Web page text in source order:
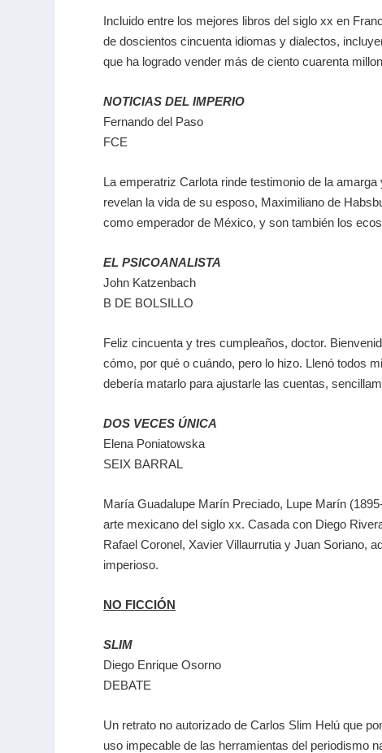
Incluido entre los mejores libros del siglo xx en
de doscientos cincuenta idiomas y dialectos,
que ha logrado vender más de ciento cuarenta
NOTICIAS DEL IMPERIO
Fernando del Paso
FCE
La emperatriz Carlota rinde testimonio de la
revelan la vida de su esposo, Maximiliano de
como emperador de México, y son también los
EL PSICOANALISTA
John Katzenbach
B DE BOLSILLO
Feliz cincuenta y tres cumpleaños, doctor.
cómo, por qué o cuándo, pero lo hizo. Llenó todos
debería matarlo para ajustarle las cuentas,
DOS VECES ÚNICA
Elena Poniatowska
SEIX BARRAL
MaríaGuadalupe Marín Preciado, Lupe Marín
arte mexicano del siglo xx. Casada con Diego
Rafael Coronel, Xavier Villaurrutia y Juan Soriano,
imperioso.
NO FICCIÓN
SLIM
Diego Enrique Osorno
DEBATE
Un retrato no autorizado de Carlos Slim Helú que
uso impecable de las herramientas del periodismo